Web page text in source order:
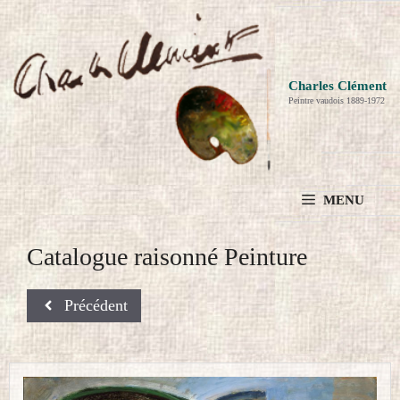
Aller
contenu
Charles Clément
Peintre vaudois 1889-1972
MENU
Catalogue raisonné Peinture
Précédent